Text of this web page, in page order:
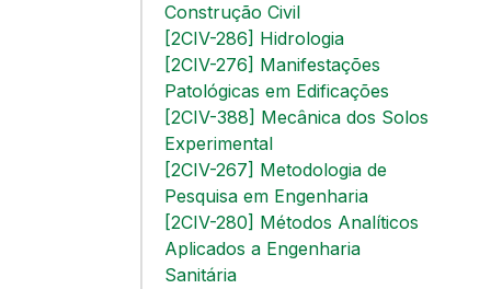
Construção Civil
[2CIV-286] Hidrologia
[2CIV-276] Manifestações
Patológicas em Edificações
[2CIV-388] Mecânica dos Solos
Experimental
[2CIV-267] Metodologia de
Pesquisa em Engenharia
[2CIV-280] Métodos Analíticos
Aplicados a Engenharia
Sanitária